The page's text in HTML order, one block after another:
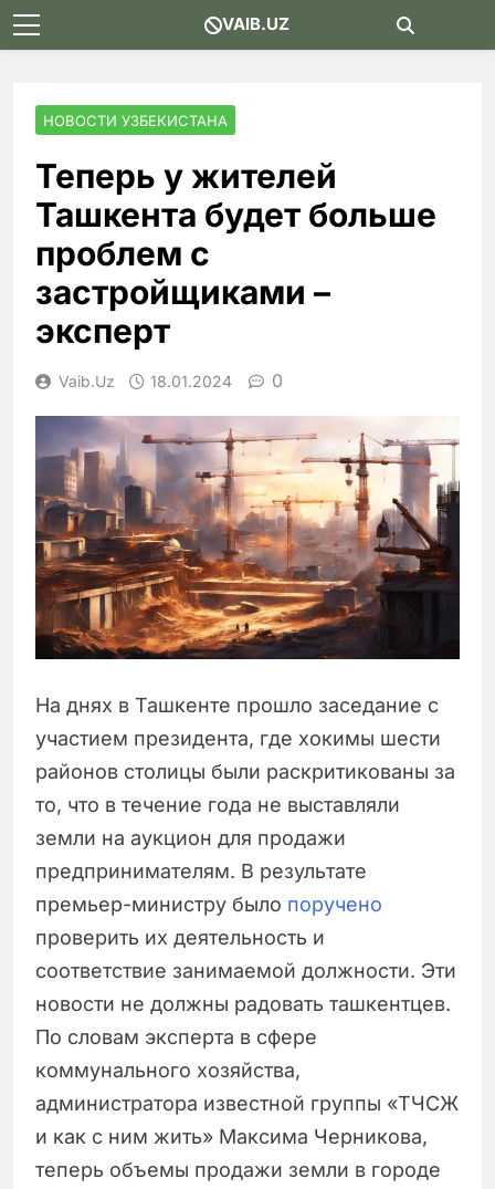
Skip
to
VAIB.UZ
НОВОСТИ УЗБЕКИСТАНА
Теперь у жителей
Ташкента будет больше
проблем с
застройщиками –
эксперт
Vaib.uz 18.01.2024 0
На днях в Ташкенте прошло заседание с
участием президента, где хокимы шести
районов столицы были раскритикованы за
то, что в течение года не выставляли
земли на аукцион для продажи
предпринимателям. В результате
премьер-министру было поручено
проверить их деятельность и
соответствие занимаемой должности. Эти
новости не должны радовать ташкентцев.
По словам эксперта в сфере
коммунального хозяйства,
администратора известной группы «ТЧСЖ
и как с ним жить» Максима Черникова,
теперь объемы продажи земли в городе